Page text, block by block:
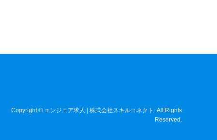
Copyright© エンジニア求人 | 株式会社スキルコネクト . All Rights
Reserved.